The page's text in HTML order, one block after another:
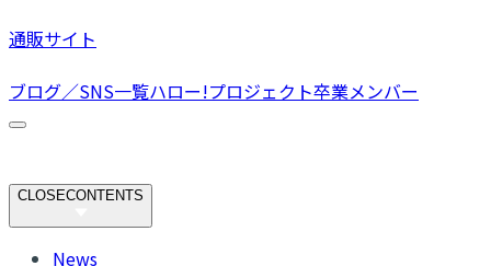
通販サイト
ブログ／SNS一覧ハロー!プロジェクト卒業メンバー
CLOSECONTENTS
News